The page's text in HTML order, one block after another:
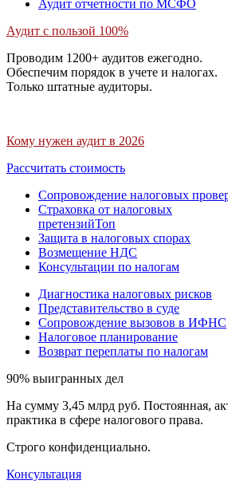
Аудит отчетности по МСФО
Аудит с пользой 100%
Проводим 1200+ аудитов ежегодно.
Обеспечим порядок в учете и налогах.
Только штатные аудиторы.
Кому нужен аудит в 2026
Рассчитать стоимость
Сопровождение налоговых
Страховка от налоговых
претензийТоп
Защита в налоговых спорах
Возмещение НДС
Консультации по налогам
Диагностика налоговых рисков
Представительство в суде
Сопровождение вызовов в ИФНС
Налоговое планирование
Возврат переплаты по налогам
90% выигранных дел
На сумму 3,45 млрд руб. Постоянная,
практика в сфере налогового права.
Строго конфиденциально.
Консультация